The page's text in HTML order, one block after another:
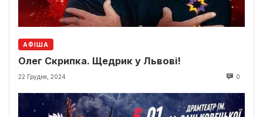
АФІША
Олег Скрипка. Щедрик у Львові!
22 Грудня, 2024 0